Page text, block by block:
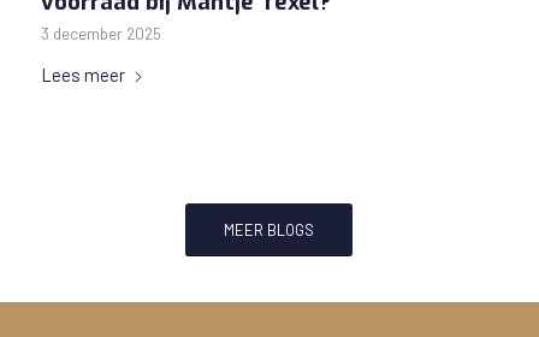
3 december 2025
Lees meer
MEER BLOGS